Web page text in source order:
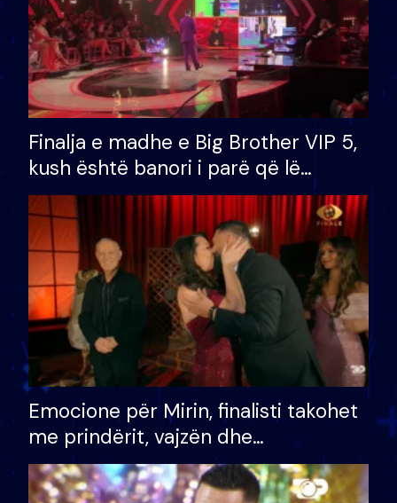
Finalja e madhe e Big Brother VIP 5,
kush është banori i parë që lë
shtëpinë dhe humb mundësinë për
të fituar çmimin e madh
Emocione për Mirin, finalisti takohet
me prindërit, vajzën dhe
bashkëshorten: S’kemi ndonjë letër
divorci apo jo?